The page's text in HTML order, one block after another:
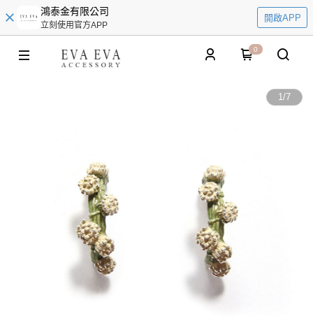
鴻泰金有限公司
立刻使用官方APP
開啟APP
0
1/7